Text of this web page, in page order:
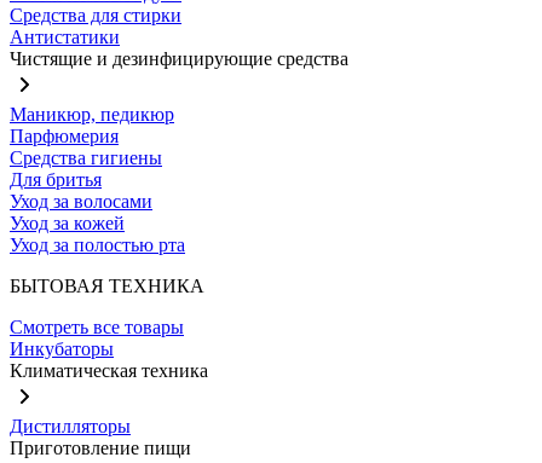
Средства для стирки
Антистатики
Чистящие и дезинфицирующие средства
Маникюр, педикюр
Парфюмерия
Средства гигиены
Для бритья
Уход за волосами
Уход за кожей
Уход за полостью рта
БЫТОВАЯ ТЕХНИКА
Смотреть все товары
Инкубаторы
Климатическая техника
Дистилляторы
Приготовление пищи